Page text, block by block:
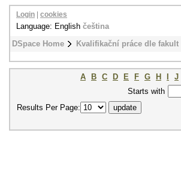
DSpace Home Kvalifikační práce dle fakult
Login cookies
Language: English čeština
A B C D E F G H J
Starts with
Results Per Page: